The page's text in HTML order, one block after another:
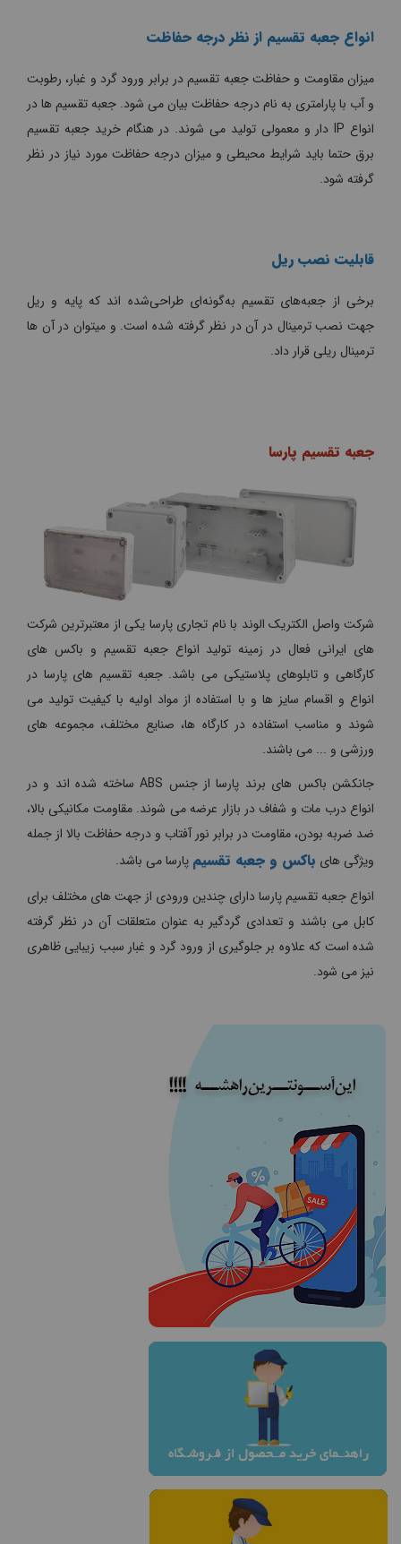
انواع جعبه تقسیم از نظر درجه حفاظت
میزان مقاومت و حفاظت جعبه تقسیم در برابر ورود گرد و غبار، رطوبت
و آب با پارامتری به نام درجه حفاظت بیان می شود. جعبه تقسیم ها در
انواع IP دار و معمولی تولید می شوند. در هنگام خرید جعبه تقسیم
برق حتما باید شرایط محیطی و میزان درجه حفاظت مورد نیاز در نظر
گرفته شود.
قابلیت نصب ریل
برخی از جعبه‌های تقسیم به‌گونه‌ای طراحی‌شده اند که پایه و ریل
جهت نصب ترمینال در آن در نظر گرفته شده است. و میتوان در آن ها
ترمینال ریلی قرار داد.
جعبه تقسیم پارسا
شرکت واصل الکتریک الوند با نام تجاری پارسا یکی از معتبرترین شرکت
های ایرانی فعال در زمینه تولید انواع جعبه تقسیم و باکس های
کارگاهی و تابلوهای پلاستیکی می باشد. جعبه تقسیم های پارسا در
انواع و اقسام سایز ها و با استفاده از مواد اولیه با کیفیت تولید می
شوند و مناسب استفاده در کارگاه ها، صنایع مختلف، مجموعه های
ورزشی و ... می باشند.
جانکشن باکس های برند پارسا از جنس ABS ساخته شده اند و در
انواع درب مات و شفاف در بازار عرضه می شوند. مقاومت مکانیکی بالا،
ضد ضربه بودن، مقاومت در برابر نور آفتاب و درجه حفاظت بالا از جمله
ویژگی های باکس و جعبه تقسیم پارسا می باشد.
انواع جعبه تقسیم پارسا دارای چندین ورودی از جهت های مختلف برای
کابل می باشند و تعدادی گردگیر به عنوان متعلقات آن در نظر گرفته
شده است که علاوه بر جلوگیری از ورود گرد و غبار سبب زیبایی ظاهری
نیز می شود.